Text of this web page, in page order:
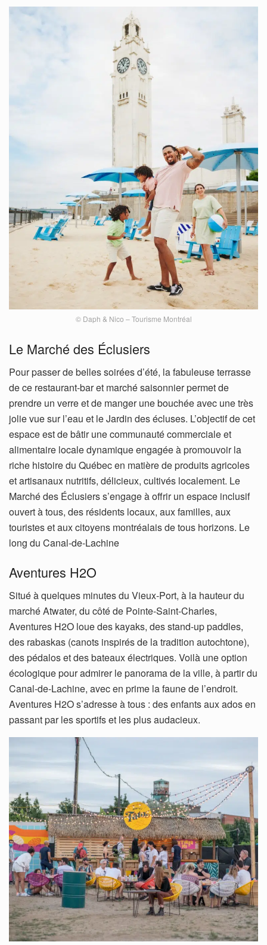
© Daph & Nico – Tourisme Montréal
Le Marché des Éclusiers
Pour passer de belles soirées d’été, la fabuleuse terrasse
de ce restaurant-bar et marché saisonnier permet de
prendre un verre et de manger une bouchée avec une très
jolie vue sur l’eau et le Jardin des écluses. L’objectif de cet
espace est de bâtir une communauté commerciale et
alimentaire locale dynamique engagée à promouvoir la
riche histoire du Québec en matière de produits agricoles
et artisanaux nutritifs, délicieux, cultivés localement. Le
Marché des Éclusiers s’engage à offrir un espace inclusif
ouvert à tous, des résidents locaux, aux familles, aux
touristes et aux citoyens montréalais de tous horizons. Le
long du Canal-de-Lachine
Aventures H2O
Situé à quelques minutes du Vieux-Port, à la hauteur du
marché Atwater, du côté de Pointe-Saint-Charles,
Aventures H2O loue des kayaks, des stand-up paddles,
des rabaskas (canots inspirés de la tradition autochtone),
des pédalos et des bateaux électriques. Voilà une option
écologique pour admirer le panorama de la ville, à partir du
Canal-de-Lachine, avec en prime la faune de l’endroit.
Aventures H2O s’adresse à tous : des enfants aux ados en
passant par les sportifs et les plus audacieux.